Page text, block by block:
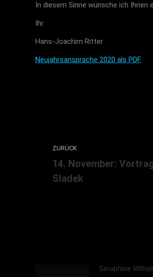
In diesem Sinne wünsche ich
Ihr
Hans-Joachim Ritter
Neujahrsansprache 2020 als PDF
ZURÜCK
Vorheriger
Beitrag:
14. November:
Sladek
Seraphine